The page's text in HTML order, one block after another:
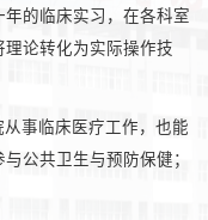
的临床实习，在各科室
论转化为实际操作技
事临床医疗工作，也能
公共卫生与预防保健；